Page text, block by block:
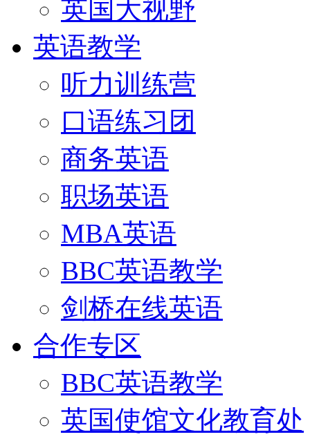
英国大视野
英语教学
听力训练营
口语练习团
商务英语
职场英语
MBA英语
BBC英语教学
剑桥在线英语
合作专区
BBC英语教学
英国使馆文化教育处